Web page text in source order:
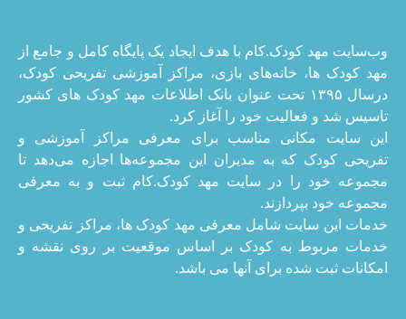
وب‌سایت مهد کودک.کام با هدف ایجاد یک پایگاه کامل و جامع از
مهد کودک ها، خانه‌های بازی، مراکز آموزشی تفریحی کودک،
درسال ۱۳۹۵ تحت عنوان بانک اطلاعات مهد کودک های کشور
تاسیس شد و فعالیت خود را آغاز کرد.
این سایت مکانی مناسب برای معرفی مراکز آموزشی و
تفریحی کودک که به مدیران این مجموعه‌ها اجازه می‌دهد تا
مجموعه خود را در سایت مهد کودک.کام ثبت و به معرفی
مجموعه خود بپردازند.
خدمات این سایت شامل معرفی مهد کودک ها، مراکز تفریحی و
خدمات مربوط به کودک بر اساس موقعیت بر روی نقشه و
امکانات ثبت شده برای آنها می باشد.